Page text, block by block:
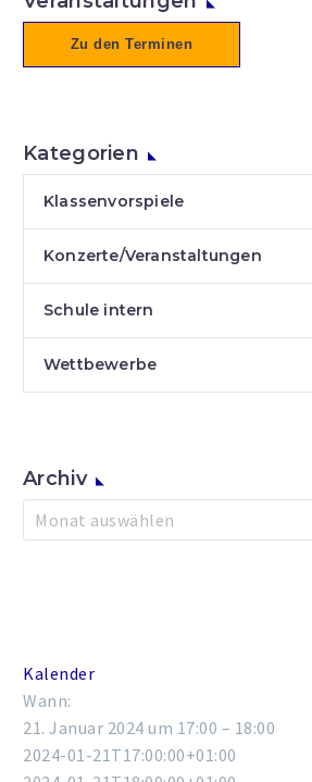
Zu den Terminen
Kategorien
Klassenvorspiele
Konzerte/Veranstaltungen
Schule intern
Wettbewerbe
Archiv
Archiv
Monat auswählen
Kalender
Wann:
21. Januar 2024 um 17:00 – 18:00
2024-01-21T17:00:00+01:00